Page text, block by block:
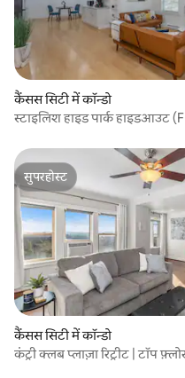
4.82, 352 समीक्षाएँ
कैंसस सिटी में कॉन्डो
स्टाइलिश हाइड पार्क हाइडआउट
4.94, 102 समीक्षाएँ
सुपरहोस्ट
सुपरहोस्ट
कैंसस सिटी में कॉन्डो
कंट्री क्लब प्लाज़ा रिट्रीट | टॉप